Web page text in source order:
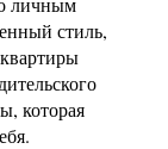
стиль,
которая